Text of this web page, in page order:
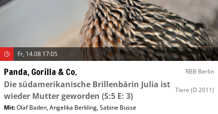
Fr, 14.08 17:05
Panda, Gorilla & Co. RBB Berlin
Die südamerikanische Brillenbärin Julia ist
wieder Mutter geworden (S:5 E: 3)
Tiere (D 2011)
Mit:Olaf Baden,Angelika Berkling,Sabine Busse